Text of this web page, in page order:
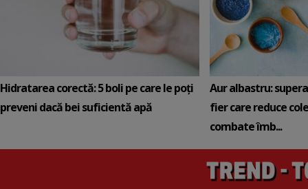
Hidratarea corectă: 5 boli pe care le poți
preveni dacă bei suficientă apă
Aur albastru:
fier care reduce
combate îmb...